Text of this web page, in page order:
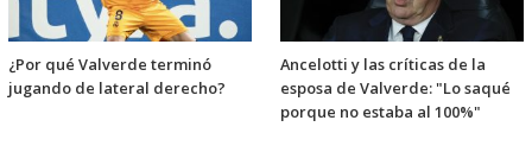
¿Por qué Valverde terminó
jugando de lateral derecho?
Ancelotti y las críticas de la
esposa de Valverde: "Lo saqué
porque no estaba al 100%"